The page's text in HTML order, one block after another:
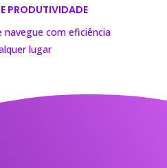
PRODUTIVIDADE
navegue com eficiência
lugar